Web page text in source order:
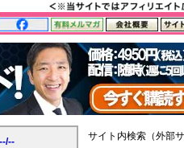
--/--
サイト内検索（外部